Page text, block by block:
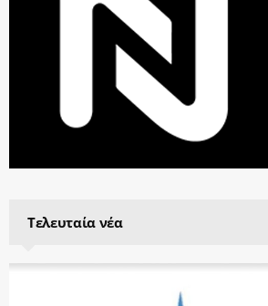
Τελευταία νέα